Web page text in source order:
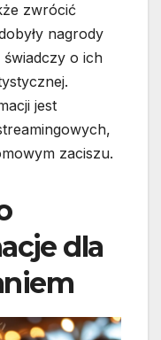
zwrócić
nagrody
o ich
jest
zaciszu.
dla